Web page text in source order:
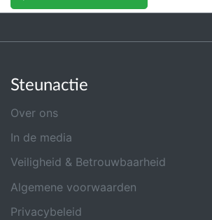
Steunactie
Over ons
In de media
Veiligheid & Betrouwbaarheid
Algemene voorwaarden
Privacybeleid